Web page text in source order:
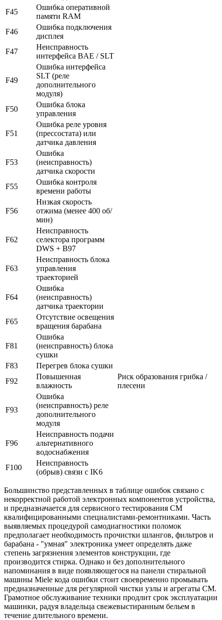
F45
Ошибка оперативной
памяти RAM
F46
Ошибка подключения
дисплея
F47
Неисправность
интерфейса BAE / SLT
F49
Ошибка интерфейса
SLT (реле
дополнительного
модуля)
F50
Ошибка блока
управления
F51
Ошибка реле уровня
(прессостата) или
датчика давления
F53
Ошибка
(неисправность)
датчика скорости
F55
Ошибка контроля
времени работы
F56
Низкая скорость
отжима (менее 400 об/
мин)
F62
Неисправность
селектора программ
DWS + B97
F63
Неисправность блока
управления
траекторией
F64
Ошибка
(неисправность)
датчика траектории
F65
Отсутствие освещения
вращения барабана
F81
Ошибка
(неисправность) блока
сушки
F83
Перегрев блока сушки
F92
Повышенная
влажность
Риск образования грибка /
плесени
F93
Ошибка
(неисправность) реле
дополнительного
модуля
F96
Неисправность подачи
альтернативного
водоснабжения
F100
Неисправность
(обрыв) связи с IK6
Большинство представленных в таблице ошибок связано с
некорректной работой электронных компонентов устройства,
и предназначается для сервисного тестирования СМ
квалифицированными специалистами-ремонтниками. Часть
выявляемых процедурой самодиагностики поломок
предполагает необходимость прочистки шлангов, фильтров и
барабана - "умная" электроника умеет определять даже
степень загрязнения элементов конструкции, где
производится стирка. Однако и без дополнительного
напоминания в виде появляющегося на панели стиральной
машины Miele кода ошибки стоит своевременно промывать
предназначенные для регулярной чистки узлы и агрегаты СМ.
Грамотное обслуживание техники продлит срок эксплуатации
машинки, радуя владельца свежевыстиранным бельем в
течение длительного времени.